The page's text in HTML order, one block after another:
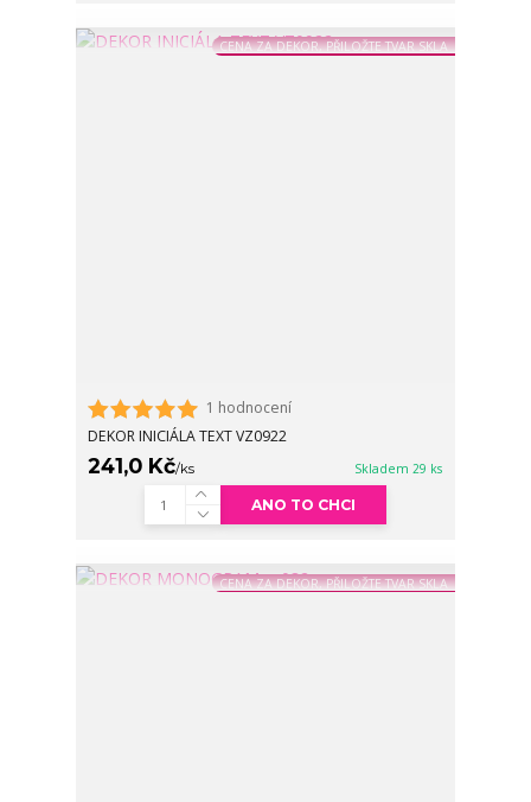
CENA ZA DEKOR, PŘILOŽTE TVAR SKLA
1 hodnocení
DEKOR INICIÁLA TEXT VZ0922
241,0 Kč/ks Skladem 29 ks
ANO TO CHCI
CENA ZA DEKOR, PŘILOŽTE TVAR SKLA